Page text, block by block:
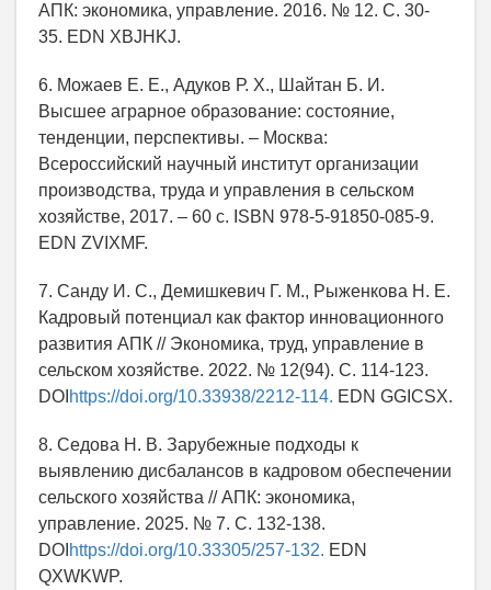
АПК: экономика, управление. 2016. № 12. С. 30-
35. EDN XBJHKJ.
6. Можаев Е. Е., Адуков Р. Х., Шайтан Б. И.
Высшее аграрное образование: состояние,
тенденции, перспективы. – Москва:
Всероссийский научный институт организации
производства, труда и управления в сельском
хозяйстве, 2017. – 60 с. ISBN 978-5-91850-085-9.
EDN ZVIXMF.
7. Санду И. С., Демишкевич Г. М., Рыженкова Н. Е.
Кадровый потенциал как фактор инновационного
развития АПК // Экономика, труд, управление в
сельском хозяйстве. 2022. № 12(94). С. 114-123.
DOI https://doi.org/10.33938/2212-114. EDN GGICSX.
8. Седова Н. В. Зарубежные подходы к
выявлению дисбалансов в кадровом обеспечении
сельского хозяйства // АПК: экономика,
управление. 2025. № 7. С. 132-138.
DOI https://doi.org/10.33305/257-132. EDN
QXWKWP.